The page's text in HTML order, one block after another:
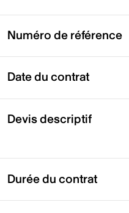
Numéro de référence
Date du contrat
Devis descriptif
Durée du contrat